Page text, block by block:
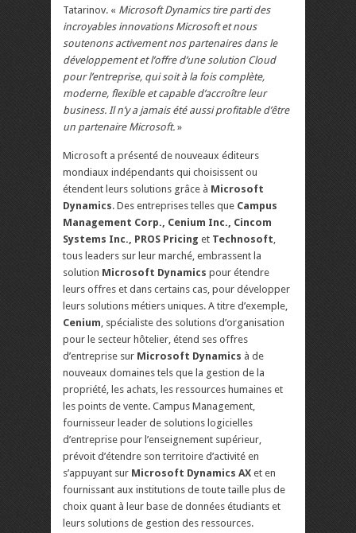
Tatarinov. « Microsoft Dynamics tire parti des
incroyables innovations Microsoft et nous
soutenons activement nos partenaires dans le
développement et l’offre d’une solution Cloud
pour l’entreprise, qui soit à la fois complète,
moderne, flexible et capable d’accroître leur
business. Il n’y a jamais été aussi profitable d’être
un partenaire Microsoft. »
Microsoft a présenté de nouveaux éditeurs
mondiaux indépendants qui choisissent ou
étendent leurs solutions grâce à Microsoft
Dynamics. Des entreprises telles que Campus
Management Corp., Cenium Inc., Cincom
Systems Inc., PROS Pricing et Technosoft
tous leaders sur leur marché, embrassent la
solution Microsoft Dynamics pour étendre
leurs offres et dans certains cas, pour développer
leurs solutions métiers uniques. A titre d’exemple,
Cenium , spécialiste des solutions d’organisation
pour le secteur hôtelier, étend ses offres
d’entreprise sur Microsoft Dynamics à de
nouveaux domaines tels que la gestion de la
propriété, les achats, les ressources humaines et
les points de vente. Campus Management,
fournisseur leader de solutions logicielles
d’entreprise pour l’enseignement supérieur,
prévoit d’étendre son territoire d’activité en
s’appuyant sur Microsoft Dynamics AX et en
fournissant aux institutions de toute taille plus de
choix quant à leur base de données étudiants et
leurs solutions de gestion des ressources.